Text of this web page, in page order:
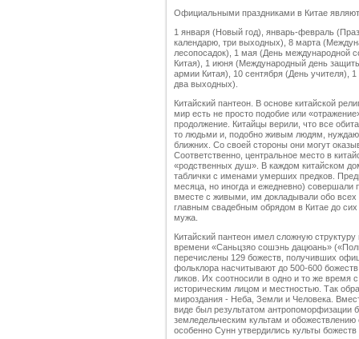
Официальными праздниками в Китае
1 января (Новый год), январь-февраль
календарю, три выходных), 8 марта
лесопосадок), 1 мая (День международной
Китая), 1 июня (Международный день
армии Китая), 10 сентября (День учителя),
два выходных).
Китайский пантеон. В основе китайской
мир есть не просто подобие или
продолжение. Китайцы верили, что все
то людьми и, подобно живым людям,
ближних. Со своей стороны они могут
Соответственно, центральное место в
«родственных душ». В каждом китайском
таблички с именами умерших предков.
месяца, но иногда и ежедневно) совершали
вместе с живыми, им докладывали обо
главным свадебным обрядом в Китае до
мужа.
Китайский пантеон имел сложную
времени «Саньцзяо сошэнь дацюань»
перечислены 129 божеств, получивших
фольклора насчитывают до 500-600
ликов. Их соотносили в одно и то же
историческим лицом и местностью. Так
мироздания - Неба, Земли и Человека.
виде был результатом
земледельческим культам и
особенно Сунн утвердились культы